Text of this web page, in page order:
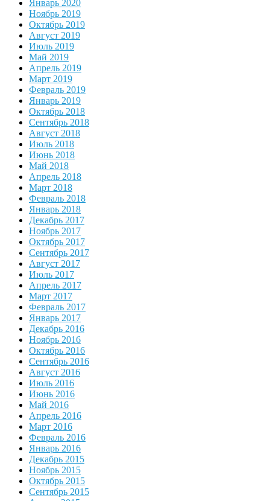
Январь 2020
Ноябрь 2019
Октябрь 2019
Август 2019
Июль 2019
Май 2019
Апрель 2019
Март 2019
Февраль 2019
Январь 2019
Октябрь 2018
Сентябрь 2018
Август 2018
Июль 2018
Июнь 2018
Май 2018
Апрель 2018
Март 2018
Февраль 2018
Январь 2018
Декабрь 2017
Ноябрь 2017
Октябрь 2017
Сентябрь 2017
Август 2017
Июль 2017
Апрель 2017
Март 2017
Февраль 2017
Январь 2017
Декабрь 2016
Ноябрь 2016
Октябрь 2016
Сентябрь 2016
Август 2016
Июль 2016
Июнь 2016
Май 2016
Апрель 2016
Март 2016
Февраль 2016
Январь 2016
Декабрь 2015
Ноябрь 2015
Октябрь 2015
Сентябрь 2015